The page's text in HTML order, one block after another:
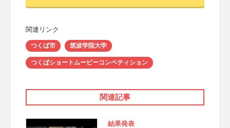
関連リンク
つくば市 筑波学院大学
つくばショートムービーコンペティション
関連記事
結果発表